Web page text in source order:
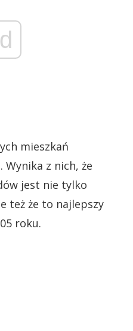
mieszkań
Wynika z nich, że
jest nie tylko
też że to najlepszy
roku.